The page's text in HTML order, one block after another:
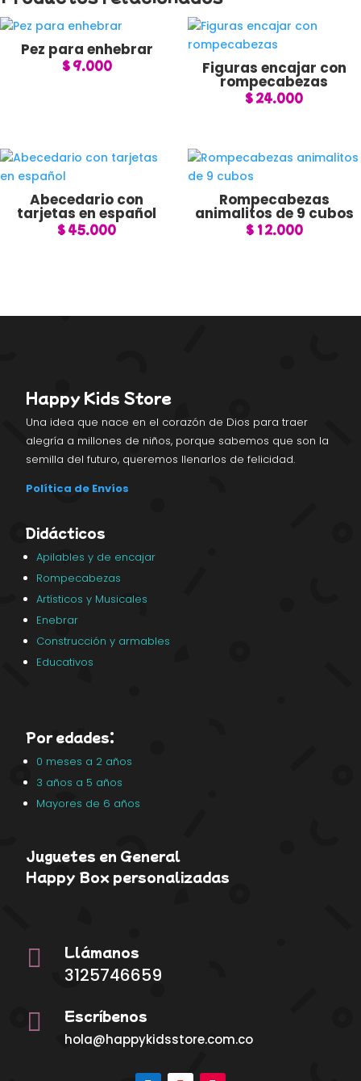
Pez para enhebrar
$9.000 Figuras encajar con
rompecabezas
$ 24.000
Abecedario con
tarjetas en español
$ 45.000
Rompecabezas
animalitos de 9 cubos
$12.000
Happy Kids Store
Una idea que nace en el corazón de Dios para traer
alegría a millones de niños, porque sabemos que son la
semilla del futuro, queremos llenarlos de felicidad.
Política de Envíos
Didácticos
Apilables y de encajar
Rompecabezas
Artísticos y Musicales
Enebrar
Construcción y armables
Educativos
Por edades:
0 meses a 2 años
3 años a 5 años
Mayores de 6 años
Juguetes en General
Happy Box personalizadas
 Llámanos
3125746659
 Escríbenos
hola@happykidsstore.com.co